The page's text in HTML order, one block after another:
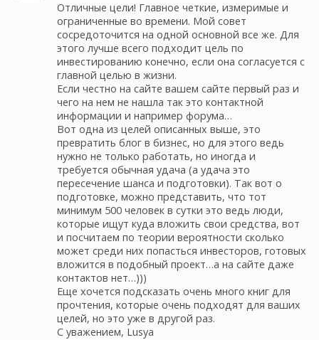
Отличные цели! Главное четкие, измеримые и
ограниченные во времени. Мой совет
сосредоточится на одной основной все же. Для
этого лучше всего подходит цель по
инвестированию конечно, если она согласуется с
главной целью в жизни.
Если честно на сайте вашем сайте первый раз и
чего на нем не нашла так это контактной
информации и например форума…
Вот одна из целей описанных выше, это
превратить блог в бизнес, но для этого ведь
нужно не только работать, но иногда и
требуется обычная удача (а удача это
пересечение шанса и подготовки). Так вот о
подготовке, можно представить, что тот
минимум 500 человек в сутки это ведь люди,
которые ищут куда вложить свои средства, вот
и посчитаем по теории вероятности сколько
может среди них попасться инвесторов, готовых
вложится в подобный проект…а на сайте даже
контактов нет…)))
Еще хочется подсказать очень много книг для
прочтения, которые очень подходят для ваших
целей, но это уже в другой раз.
С уважением, Lusya